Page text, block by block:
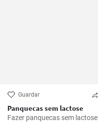
Guardar
Panquecas sem lactose
Fazer panquecas sem